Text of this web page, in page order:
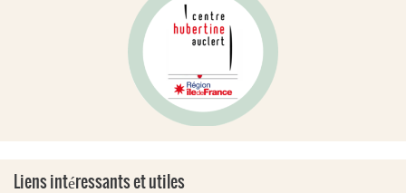
Liens intéressants et utiles